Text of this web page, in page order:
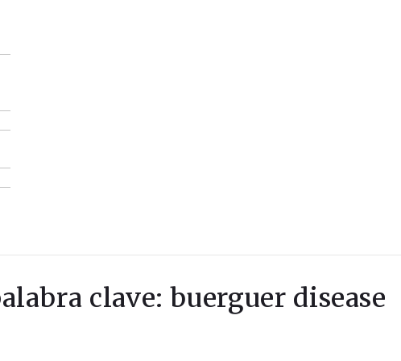
clave: buerguer disease